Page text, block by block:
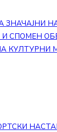
ЗНАЧАЈНИ
СПОМЕН
КУЛТУРНИ